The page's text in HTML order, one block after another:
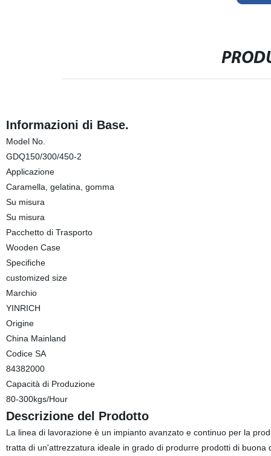
Informazioni di Base.
Model No.
GDQ150/300/450-2
Applicazione
Caramella, gelatina, gomma
Su misura
Su misura
Pacchetto di Trasporto
Wooden Case
Specifiche
customized size
Marchio
YINRICH
Origine
China Mainland
Codice SA
84382000
Capacità di Produzione
80-300kgs/Hour
Descrizione del Prodotto
La linea di lavorazione è un impianto avanzato e continuo per la
tratta di un'attrezzatura ideale in grado di produrre prodotti di